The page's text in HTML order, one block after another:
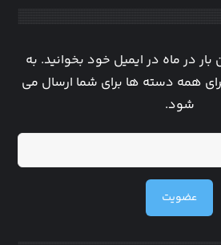
در ماه در ایمیل خود بخوانید. به
همه دسته ها برای شما ارسال می
شود.
عضویت